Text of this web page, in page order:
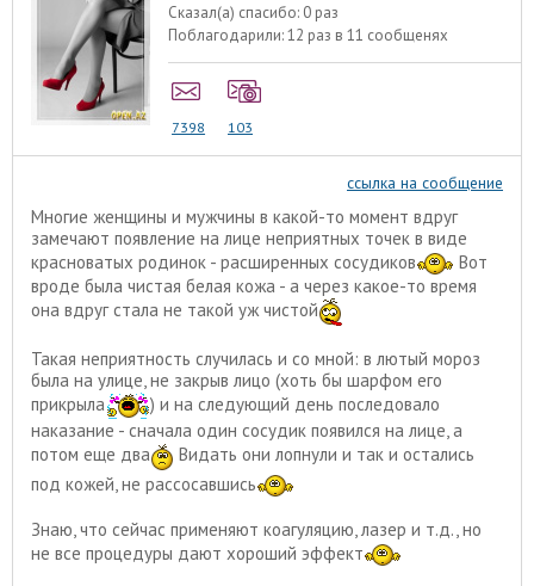
Сказал(а) спасибо: 0 раз
Поблагодарили:12 раз в 11 сообщенях
7398 103
ссылка на сообщение
Многие женщины и мужчины в какой-то момент вдруг
замечают появление на лице неприятных точек в виде
красноватых родинок - расширенных сосудиков
Вот
вроде была чистая белая кожа - а через какое-то время
она вдруг стала не такой уж чистой
Такая неприятность случилась и со мной: в лютый мороз
была на улице, не закрыв лицо (хоть бы шарфом его
прикрыла
) и на следующий день последовало
наказание - сначала один сосудик появился на лице, а
потом еще два
Видать они лопнули и так и остались
под кожей, не рассосавшись
Знаю, что сейчас применяют коагуляцию, лазер и т.д., но
не все процедуры дают хороший эффект